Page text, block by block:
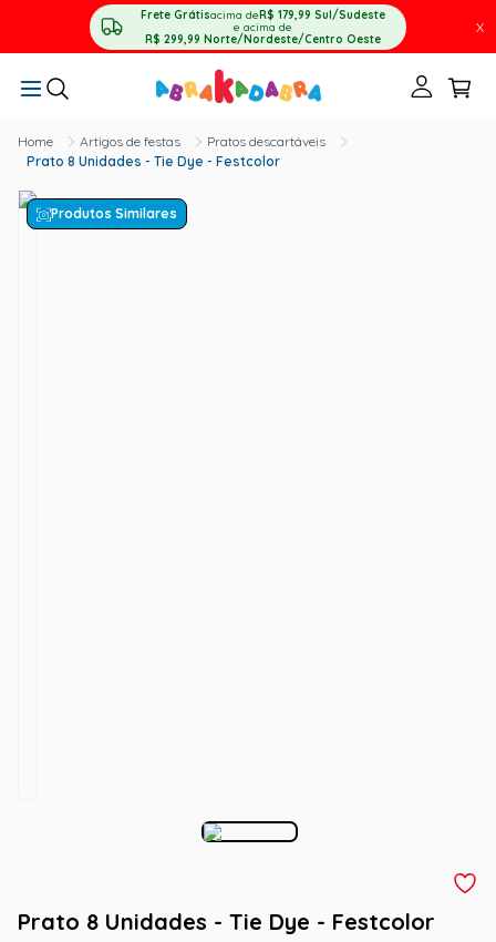
Frete Grátisacima deR$ 179,99 Sul/Sudeste
e acima de
R$ 299,99 Norte/Nordeste/Centro Oeste
X
Artigos de festas
Pratos descartáveis
Prato 8 Unidades - Tie Dye - Festcolor
Produtos Similares
Prato 8 Unidades - Tie Dye - Festcolor